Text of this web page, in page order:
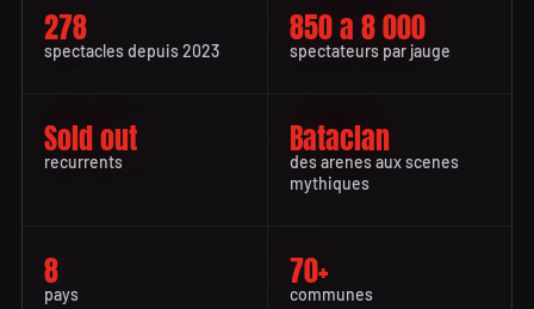
278
spectacles depuis 2023
850 a 8 000
spectateurs par jauge
Sold out
recurrents
Bataclan
des arenes aux scenes
mythiques
8
pays
70+
communes